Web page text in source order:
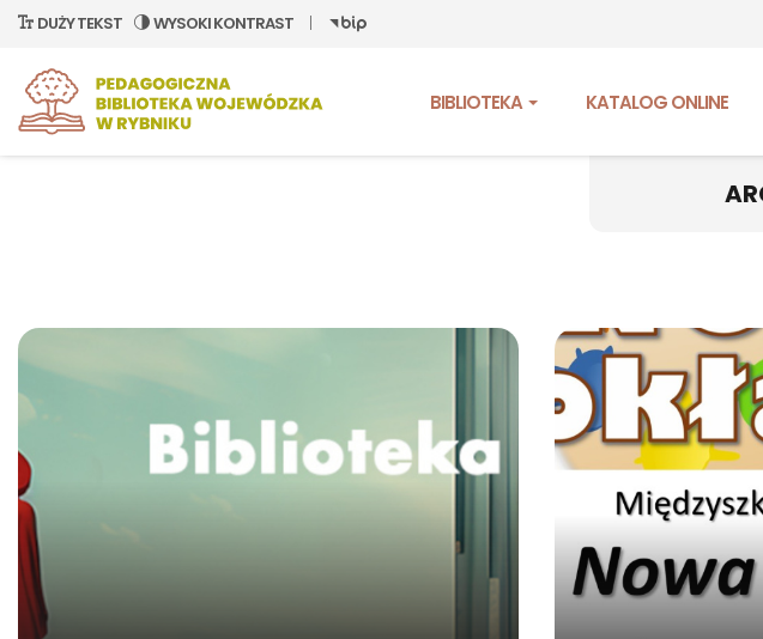
DUŻY TEKST WYSOKI KONTRAST
BIBLIOTEKA KATALOG ONLINE